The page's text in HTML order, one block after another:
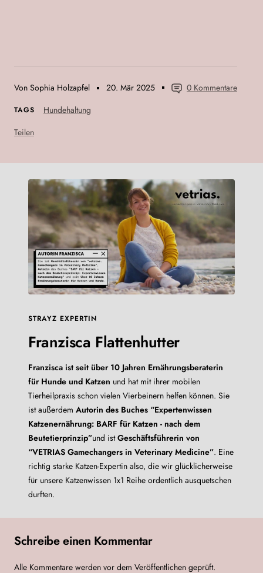
Von Sophia Holzapfel 20. Mär 2025 0 Kommentare
TAGS
Hundehaltung
Teilen
STRAYZ EXPERTIN
Franzisca Flattenhutter
Franzisca ist seit über 10 Jahren Ernährungsberaterin
für Hunde und Katzen und hat mit ihrer mobilen
Tierheilpraxis schon vielen Vierbeinern helfen können. Sie
ist außerdem Autorin des Buches “Expertenwissen
Katzenernährung: BARF für Katzen - nach dem
Beutetierprinzip”und istGeschäftsführerin von
“VETRIAS Gamechangers in Veterinary Medicine”. Eine
richtig starke Katzen-Expertin also, die wir glücklicherweise
für unsere Katzenwissen 1x1 Reihe ordentlich ausquetschen
durften.
Schreibe einen Kommentar
Alle Kommentare werden vor dem Veröffentlichen geprüft.